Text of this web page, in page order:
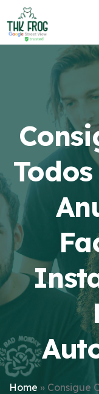
Home » Consigue